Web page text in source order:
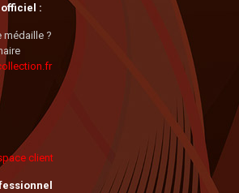
:
médaille ?
client